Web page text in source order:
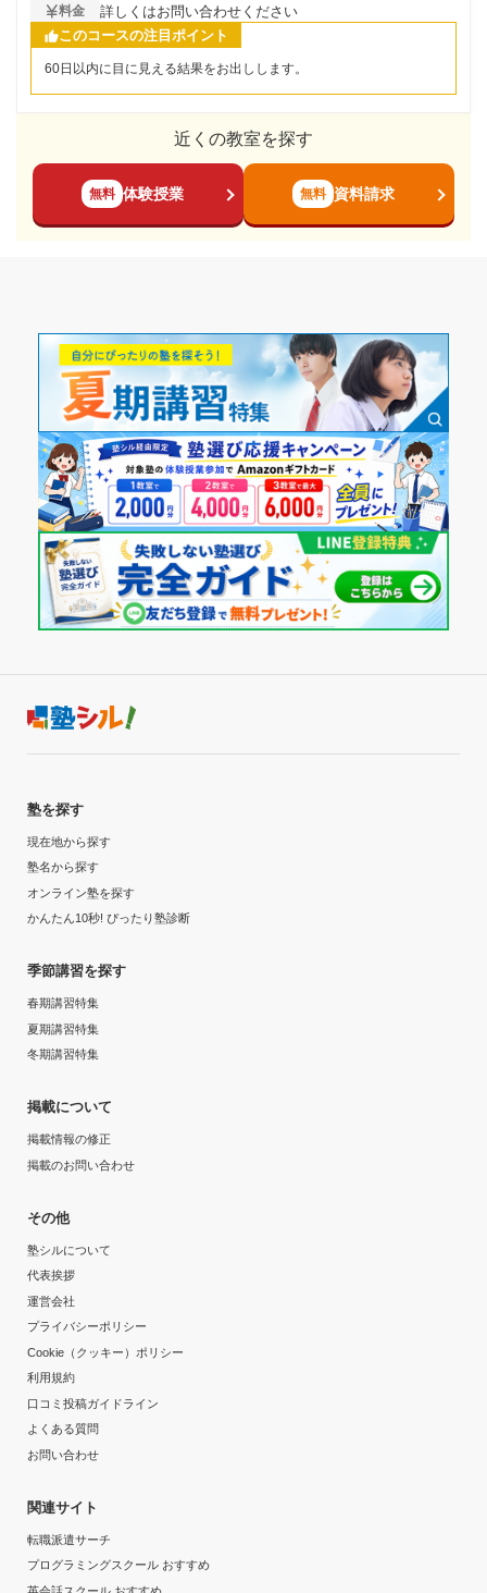
料金
詳しくはお問い合わせください
このコースの注目ポイント
60日以内に目に見える結果をお出しします。
近くの教室を探す
無料 体験授業 無料 資料請求
塾を探す
現在地から探す
塾名から探す
オンライン塾を探す
かんたん10秒! ぴったり塾診断
季節講習を探す
春期講習特集
夏期講習特集
冬期講習特集
掲載について
掲載情報の修正
掲載のお問い合わせ
その他
塾シルについて
代表挨拶
運営会社
プライバシーポリシー
Cookie（クッキー）ポリシー
利用規約
口コミ投稿ガイドライン
よくある質問
お問い合わせ
関連サイト
転職派遣サーチ
プログラミングスクール おすすめ